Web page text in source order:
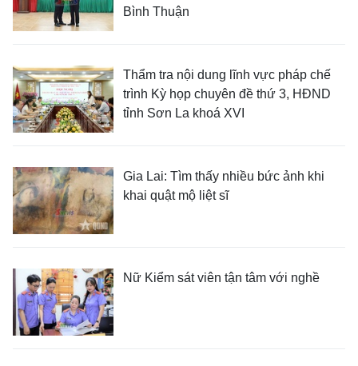
Bình Thuận
Thẩm tra nội dung lĩnh vực pháp chế
trình Kỳ họp chuyên đề thứ 3, HĐND
tỉnh Sơn La khoá XVI
Gia Lai: Tìm thấy nhiều bức ảnh khi
khai quật mộ liệt sĩ
Nữ Kiểm sát viên tận tâm với nghề